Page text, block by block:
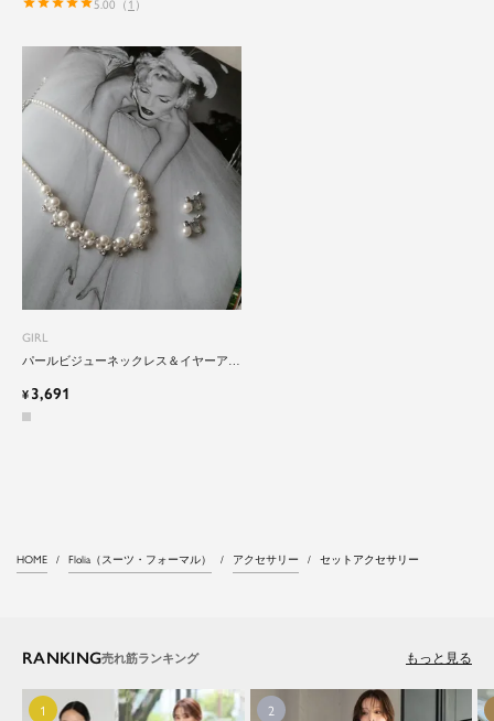
5.00 （ 1 ）
GIRL
パールビジューネックレス＆イヤーアク
¥ 3,691
HOME Flolia（スーツ・フォーマル） アクセサリー セットアクセサリー
RANKING もっと見る